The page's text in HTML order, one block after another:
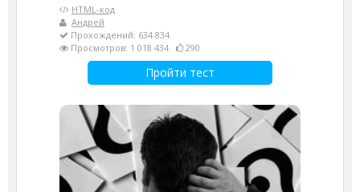
HTML-код
Андрей
Прохождений: 634 834
Просмотров: 1 018 434
290
Пройти тест